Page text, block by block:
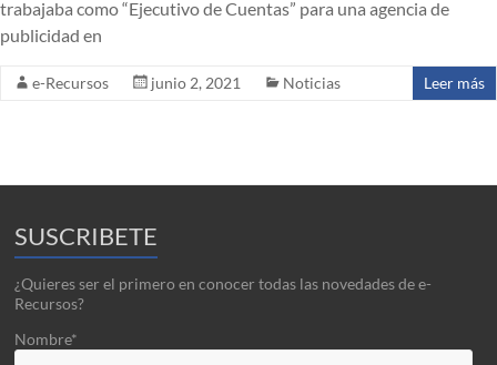
trabajaba como “Ejecutivo de Cuentas” para una agencia de
publicidad en
e-Recursos junio 2, 2021 Noticias Leer más
SUSCRIBETE
¿Quieres ser el primero en conocer todas las novedades de e-
Recursos?
Nombre*